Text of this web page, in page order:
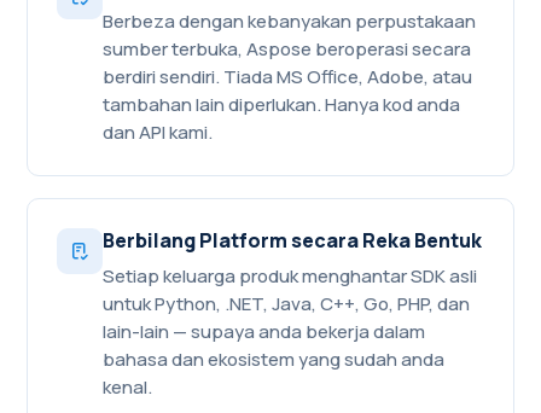
Berbeza dengan kebanyakan perpustakaan
sumber terbuka, Aspose beroperasi secara
berdiri sendiri. Tiada MS Office, Adobe, atau
tambahan lain diperlukan. Hanya kod anda
dan API kami.
Berbilang Platform secara Reka Bentuk
Setiap keluarga produk menghantar SDK asli
untuk Python, .NET, Java, C++, Go, PHP, dan
lain-lain — supaya anda bekerja dalam
bahasa dan ekosistem yang sudah anda
kenal.